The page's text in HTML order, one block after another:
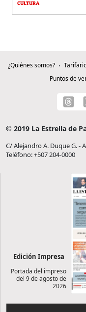
CULTURA
¿Quiénes somos?
Puntos de
© 2019 La Estrella de
C/ Alejandro A. Duque G. -
Teléfono: +507 204-0000
Edición Impresa
Portada del impreso
del 9 de agosto de
2026